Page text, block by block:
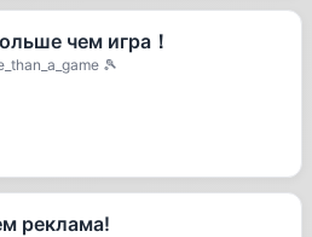
чем игра！
🎾
реклама!